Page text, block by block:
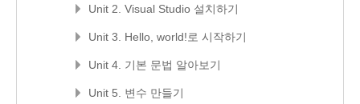
Unit 2. Visual Studio 설치하기
Unit 3. Hello, world!로 시작하기
Unit 4. 기본 문법 알아보기
Unit 5. 변수 만들기